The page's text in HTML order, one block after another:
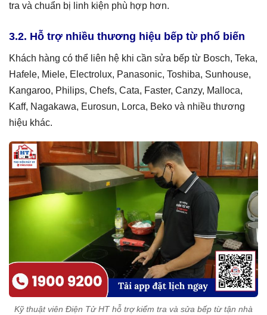
tra và chuẩn bị linh kiện phù hợp hơn.
3.2. Hỗ trợ nhiều thương hiệu bếp từ phổ biến
Khách hàng có thể liên hệ khi cần sửa bếp từ Bosch, Teka,
Hafele, Miele, Electrolux, Panasonic, Toshiba, Sunhouse,
Kangaroo, Philips, Chefs, Cata, Faster, Canzy, Malloca,
Kaff, Nagakawa, Eurosun, Lorca, Beko và nhiều thương
hiệu khác.
Kỹ thuật viên Điện Tử HT hỗ trợ kiểm tra và sửa bếp từ tận nhà